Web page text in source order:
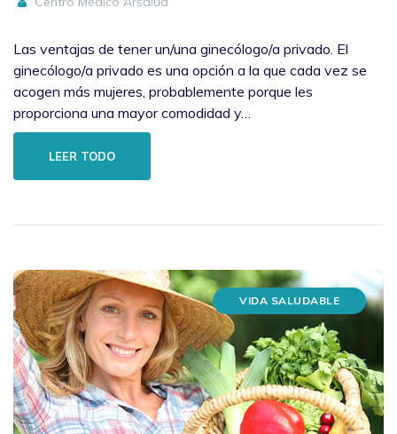
Las ventajas de tener un/una ginecólogo/a privado. El
ginecólogo/a privado es una opción a la que cada vez se
acogen más mujeres, probablemente porque les
proporciona una mayor comodidad y…
LEER TODO
VIDA SALUDABLE